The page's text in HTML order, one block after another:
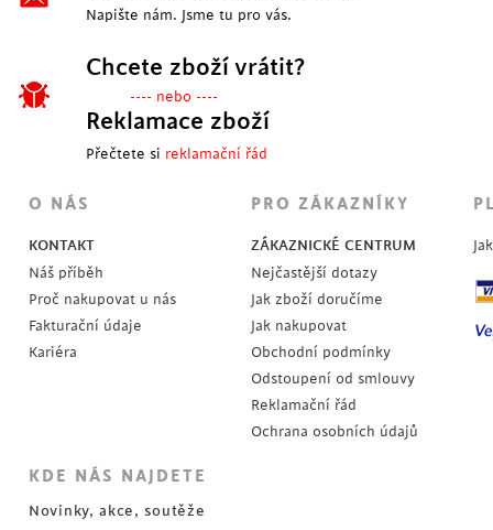
Napište nám. Jsme tu pro vás.
Chcete zboží vrátit?
---- nebo ----
Reklamace zboží
Přečtete si reklamační řád
O NÁS
KONTAKT
Náš příběh
Proč nakupovat u nás
Fakturační údaje
Kariéra
PRO ZÁKAZNÍKY
ZÁKAZNICKÉ CENTRUM
Nejčastější dotazy
Jak zboží doručíme
Jak nakupovat
Obchodní podmínky
Odstoupení od smlouvy
Reklamační řád
Ochrana osobních údajů
KDE NÁS NAJDETE
Novinky, akce, soutěže